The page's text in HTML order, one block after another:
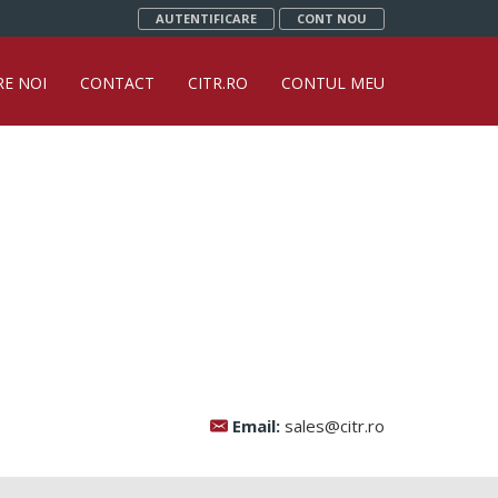
AUTENTIFICARE CONT NOU
NOI CONTACT CITR.RO CONTUL MEU
Email: sales@citr.ro